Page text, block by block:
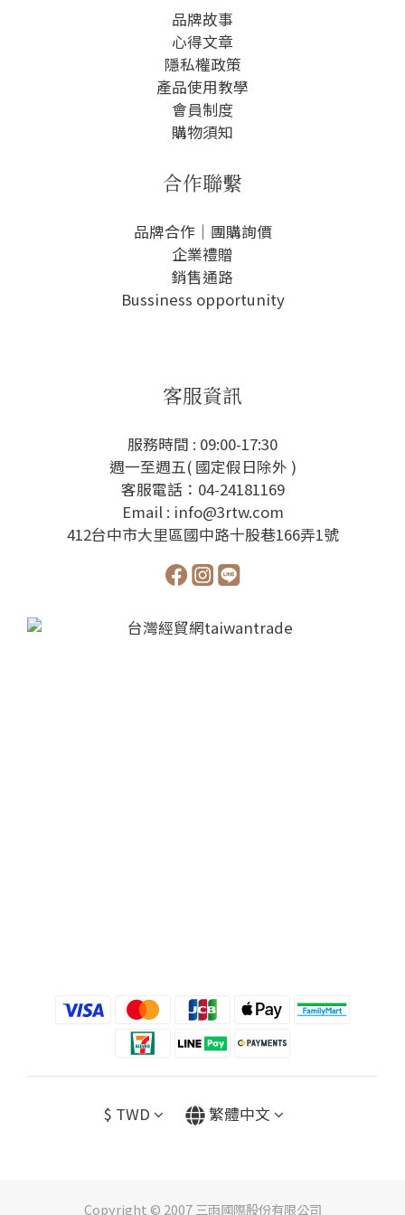
品牌故事
心得文章
隱私權政策
產品使用教學
會員制度
購物須知
合作聯繫
品牌合作｜團購詢價
企業禮贈
銷售通路
Bussiness opportunity
客服資訊
服務時間 : 09:00-17:30
週一至週五( 國定假日除外 )
客服電話：04-24181169
Email : info@3rtw.com
412台中市大里區國中路十股巷166弄1號
$ TWD 繁體中文
Copyright © 2007 三雨國際股份有限公司